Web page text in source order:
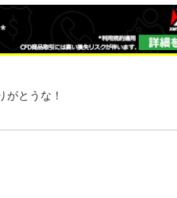
がとうな！